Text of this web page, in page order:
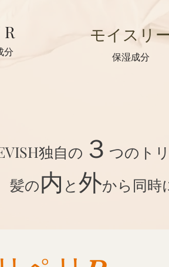
分
モイスリ
保湿成分
独自の ３ つのト
髪の内 と外から同時